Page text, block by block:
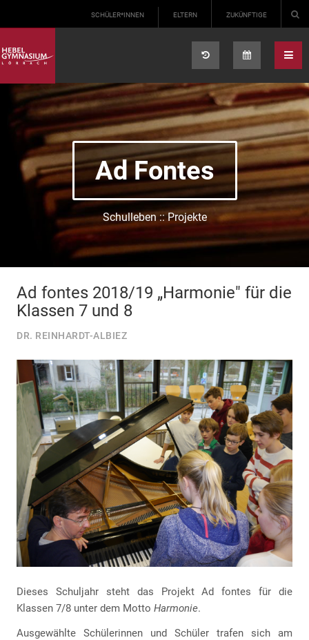
SCHÜLER*INNEN ELTERN ZUKÜNFTIGE
Ad Fontes
Schulleben :: Projekte
Ad fontes 2018/19 „Harmonie" für die
Klassen 7 und 8
DR. REINHARDT-ALBIEZ
Dieses Schuljahr steht das Projekt Ad fontes für die
Klassen 7/8 unter dem Motto Harmonie.
Ausgewählte Schülerinnen und Schüler trafen sich am